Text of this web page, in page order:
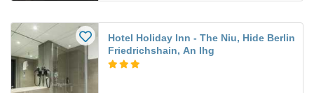
Hotel Holiday Inn - The Niu, Hide Berlin
Friedrichshain, An Ihg